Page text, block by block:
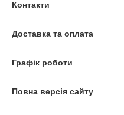
Контакти
Доставка та оплата
Графік роботи
Повна версія сайту